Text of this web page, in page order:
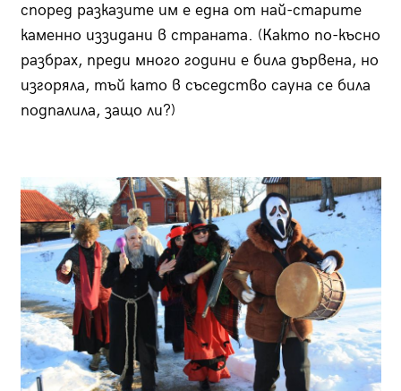
според разказите им е една от най-старите
каменно иззидани в страната. (Както по-късно
разбрах, преди много години е била дървена, но
изгоряла, тъй като в съседство сауна се била
подпалила, защо ли?)